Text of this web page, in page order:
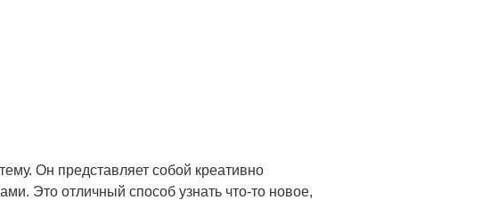
Он представляет собой креативно
Это отличный способ узнать что-то новое,